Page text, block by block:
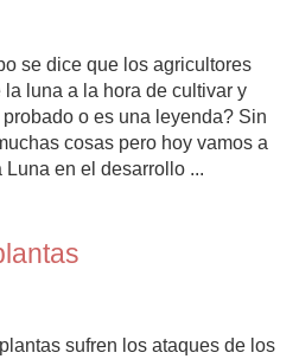
se dice que los agricultores
luna a la hora de cultivar y
o es una leyenda? Sin
cosas pero hoy vamos a
en el desarrollo ...
sufren los ataques de los